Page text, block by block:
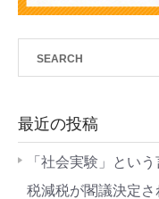
最近の投稿
「社会実験」とい
税減税が閣議決定さ